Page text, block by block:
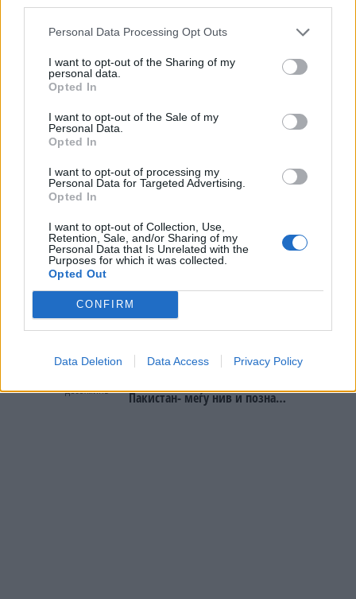
Personal Data Processing Opt Outs
I want to opt-out of the Sharing of my
personal data.
Opted In
I want to opt-out of the Sale of my
Personal Data.
Opted In
I want to opt-out of processing my
Personal Data for Targeted Advertising.
Opted In
I want to opt-out of Collection, Use,
Retention, Sale, and/or Sharing of my
Personal Data that Is Unrelated with the
Purposes for which it was collected.
Opted Out
CONFIRM
Data Deletion Data Access Privacy Policy
ОСЛОБОДИМЕ- Скандалозна
Црна Гора
ТЕМПЕРАТУРАТА ВО СРЕДА ЌЕ
Северна Кореја и Русија градат
БУГАРИТЕ СО ШОКАНТНО
кренаа дронови да снимаат
ПРЕДУПРЕДЕНИ СЕ: „Бугарија
итно ја преиспитува својата
БЕЛ ШТРАЈК НА ГРАНИЦИТЕ:
Вака не било никогаш на
чека и пет часа
Исчезнаа десетмина
Пакистан- меѓу нив и познат